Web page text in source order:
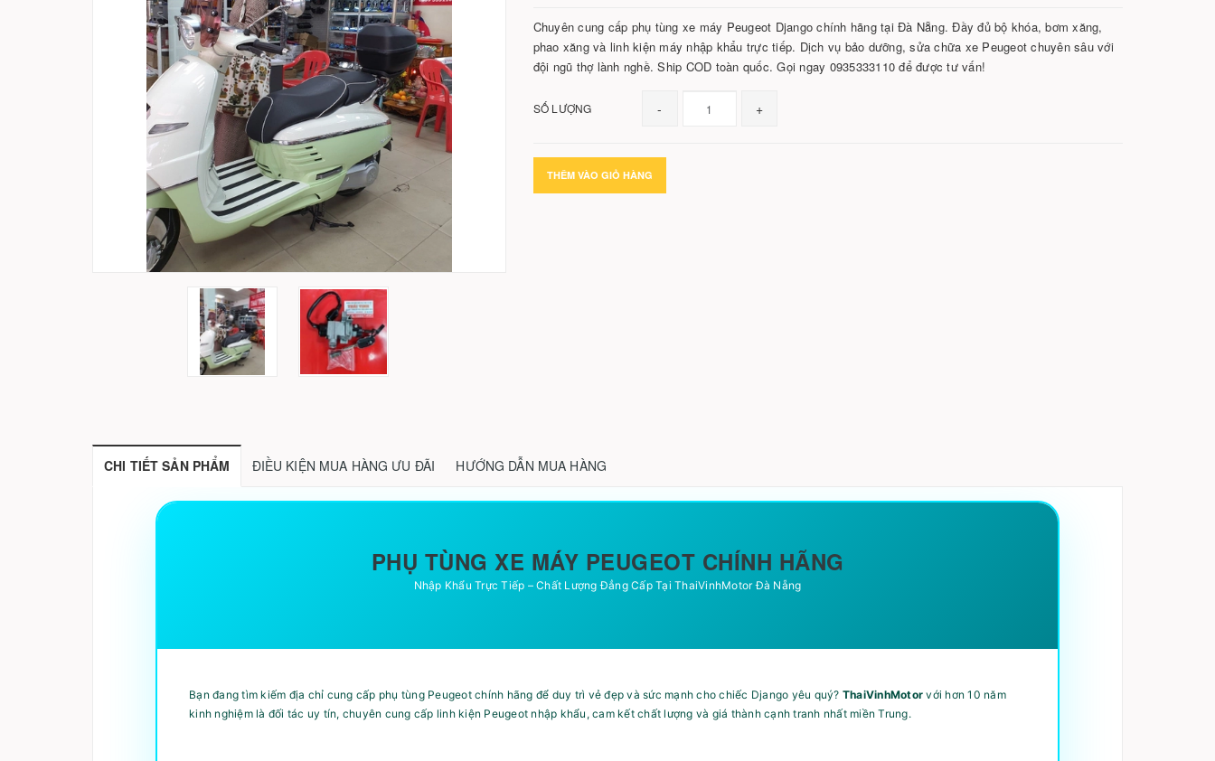
Chuyên cung cấp phụ tùng xe máy Peugeot Django chính hãng tại Đà Nẵng. Đầy đủ bộ khóa, bơm xăng,
phao xăng và linh kiện máy nhập khẩu trực tiếp. Dịch vụ bảo dưỡng, sửa chữa xe Peugeot chuyên sâu với
đội ngũ thợ lành nghề. Ship COD toàn quốc. Gọi ngay 0935333110 để được tư vấn!
SỐ LƯỢNG - +
THÊM VÀO GIỎ HÀNG
CHI TIẾT SẢN PHẨM ĐIỀU KIỆN MUA HÀNG ƯU ĐÃI HƯỚNG DẪN MUA HÀNG
PHỤ TÙNG XE MÁY PEUGEOT CHÍNH HÃNG
Nhập Khẩu Trực Tiếp – Chất Lượng Đẳng Cấp Tại ThaiVinhMotor Đà Nẵng
Bạn đang tìm kiếm địa chỉ cung cấp phụ tùng Peugeot chính hãng để duy trì vẻ đẹp và sức mạnh cho chiếc Django yêu quý? ThaiVinhMotor với hơn 10 năm
kinh nghiệm là đối tác uy tín, chuyên cung cấp linh kiện Peugeot nhập khẩu, cam kết chất lượng và giá thành cạnh tranh nhất miền Trung.